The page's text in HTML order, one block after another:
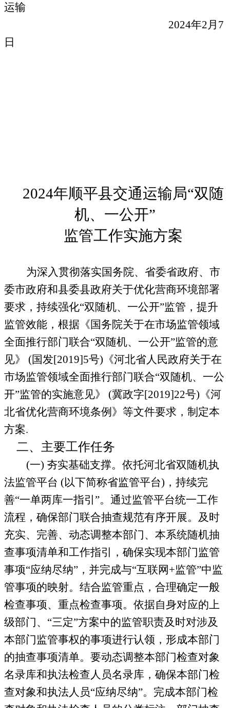
运输
2024年2 月 7
日
2024年顺平县交通运输局“双随
机、一公开”
监管工作实施方案
为深入贯彻落实国务院、省委省政府、市
委市政府和县委县政府关于优化营商环境部署
要求，持续强化“双随机、一公开”监管，提升
监管效能，根据《国务院关于在市场监管领域
全面推行部门联合“双随机、一公开”监管的意
见》
(国发[2019]5号) 《河北省人民政府关于在
市场监管领域全面推行部门联合“双随机、一公
开”监管的实施意见》
(冀政字[2019]22号) 《河
北省优化营商环境条例》等文件要求，制定本
方案.
二、主要工作任务
(一) 夯实基础支撑。 依托河北省双随机执
法监管平台 (以下简称省监管平台) ，持续完
善“一单两库一指引”。通过监管平台统一工作
流程，确保部门联合抽查规范有序开展。及时
充实、完善、动态调整本部门、本系统随机抽
查事项清单和工作指引，确保实现本部门监管
事项“应纳尽纳”，并完成与“互联网+监管”中监
管事项的映射。结合监管重点，合理确定一般
检查事项、重点检查事项。依据自身对应的上
级部门、“三定”方案中的监管职责及时对涉及
本部门监管事权的事项进行认领，形成本部门
的抽查事项清单。要动态调整本部门检查对象
名录库和执法检查人员名录库，确保本部门检
查对象和执法人员“应纳尽纳”。完成本部门检